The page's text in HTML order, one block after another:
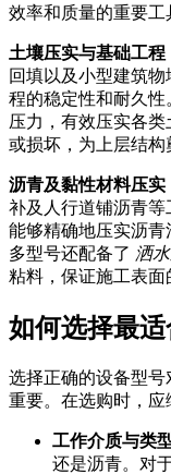
效率和质量的重要工
土壤压实与基础工程
回填以及小型建筑
程的稳定性和耐久
压力，有效压实各
或损坏，为上层结构
沥青及黏性材料压实
补及人行道铺沥青
能够精确地压实沥
多型号还配备了 洒
粘料，保证施工表面
如何选择最
选择正确的设备型
重要。在选购时，应
工作介质与类
还是沥青。对